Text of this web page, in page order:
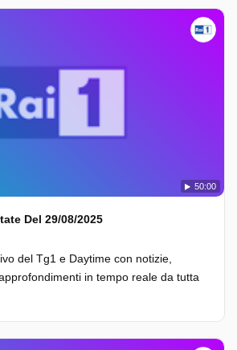
50:00
Del 29/08/2025
del Tg1 e Daytime con notizie,
in tempo reale da tutta